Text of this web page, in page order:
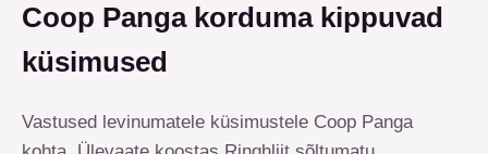
Coop Panga korduma kippuvad
küsimused
Vastused levinumatele küsimustele Coop Panga